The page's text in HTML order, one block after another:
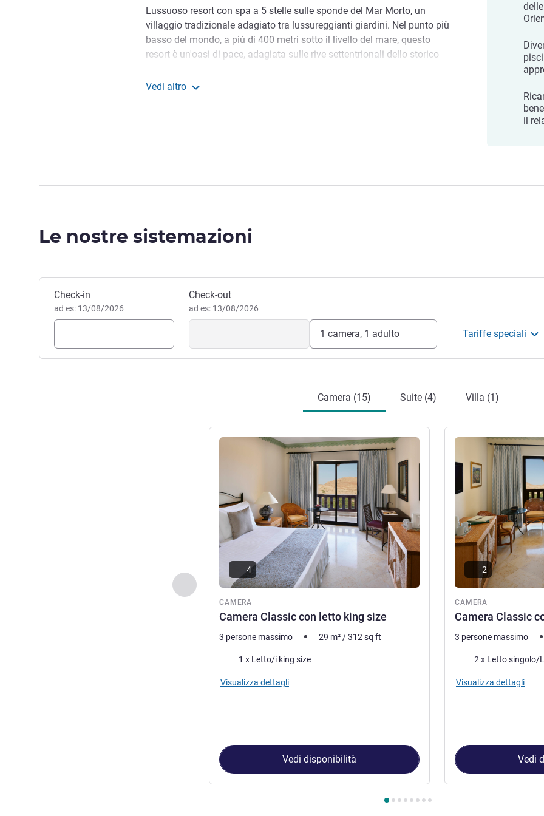
Lussuoso resort con spa a 5 stelle sulle sponde del Mar Morto, un
villaggio tradizionale adagiato tra lussureggianti giardini. Nel punto più
basso del mondo, a più di 400 metri sotto il livello del mare, questo
resort è un'oasi di pace, adagiata sulle rive settentrionali dello storico
A più di 400 metri sotto il livello del mare, adagiato sulle rive
Ibrahim khalil, Gestione hotel
Vedi altro
il
Le nostre sistemazioni
Prenota questo hotel
Check-in
ad es: 13/08/2026
Check-out
ad es: 13/08/2026
1 camera, 1 adulto Tariffe speciali
Camera (15) Suite (4) Villa (1)
Precedente - Camera
CAMERA
Camera Classic con letto king size
Visualizza dettagli
4
3 persone massimo 29 m² /312 sq ft
Biancheria da letto
1 x Letto/i king size
Visualizza dettagli
Vedi disponibilità
CAMERA
Camera Classic
Visualizza dettagli
2
3 persone massimo
Biancheria da letto
2 x Letto singolo/
Visualizza dettagli
Vedi